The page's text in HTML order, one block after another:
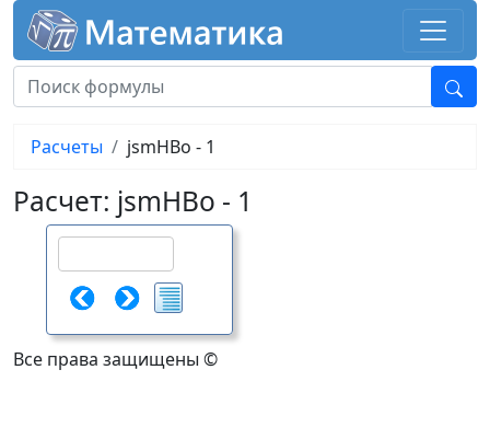
Расчеты jsmHBo - 1
Расчет: jsmHBo - 1
Все права защищены ©